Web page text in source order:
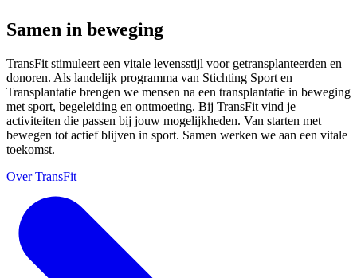
Samen in beweging
TransFit stimuleert een vitale levensstijl voor getransplanteerden en
donoren. Als landelijk programma van Stichting Sport en
Transplantatie brengen we mensen na een transplantatie in beweging
met sport, begeleiding en ontmoeting. Bij TransFit vind je
activiteiten die passen bij jouw mogelijkheden. Van starten met
bewegen tot actief blijven in sport. Samen werken we aan een vitale
toekomst.
Over TransFit